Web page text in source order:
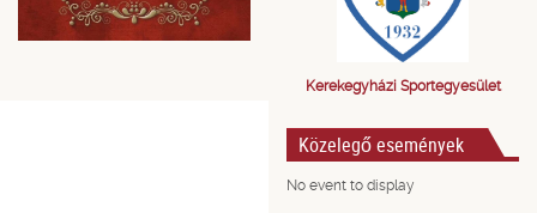
Kerekegyházi Sportegyesület
Közelegő események
No event to display